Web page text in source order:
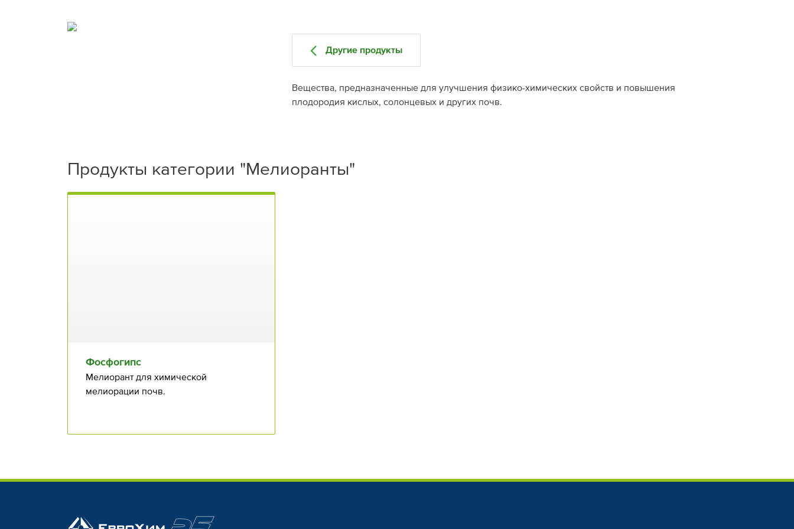
Другие продукты
Вещества, предназначенные для улучшения физико-химических свойств и повышения
плодородия кислых, солонцевых и других почв.
Продукты категории "Мелиоранты"
Фосфогипс
Мелиорант для химической
мелиорации почв.